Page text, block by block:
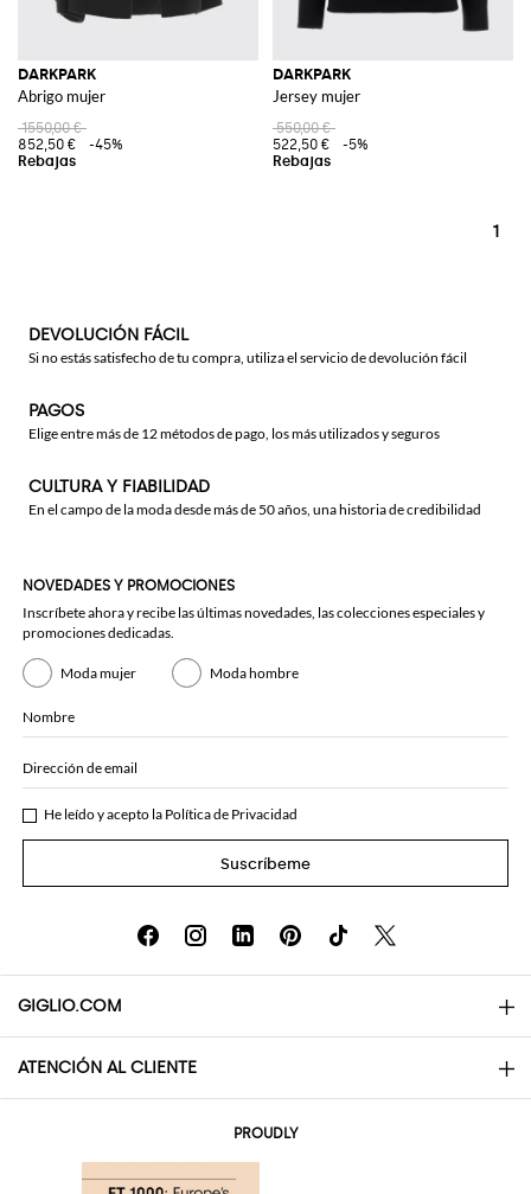
DARKPARK
Abrigo mujer
1550,00 €
852,50 €
-45%
DARKPARK
Jersey mujer
550,00 €
522,50 €
-5%
1
DEVOLUCIÓN FÁCIL
Si no estás satisfecho de tu compra, utiliza el servicio de devolución fácil
PAGOS
Elige entre más de 12 métodos de pago, los más utilizados y seguros
CULTURA Y FIABILIDAD
En el campo de la moda desde más de 50 años, una historia de credibilidad
NOVEDADES Y PROMOCIONES
Inscríbete ahora y recibe las últimas novedades, las colecciones especiales y
promociones dedicadas.
Moda mujer Moda hombre
Nombre
Dirección de email
He leído y acepto la Política de Privacidad
Suscríbeme
GIGLIO.COM
About
ATENCIÓN AL CLIENTE
PROUDLY